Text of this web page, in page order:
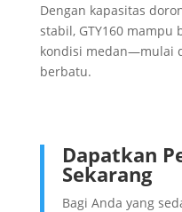
Dengan kapasitas
stabil, GTY160
kondisi medan—mulai
berbatu.
Dapatkan
Sekarang
Bagi Anda yang